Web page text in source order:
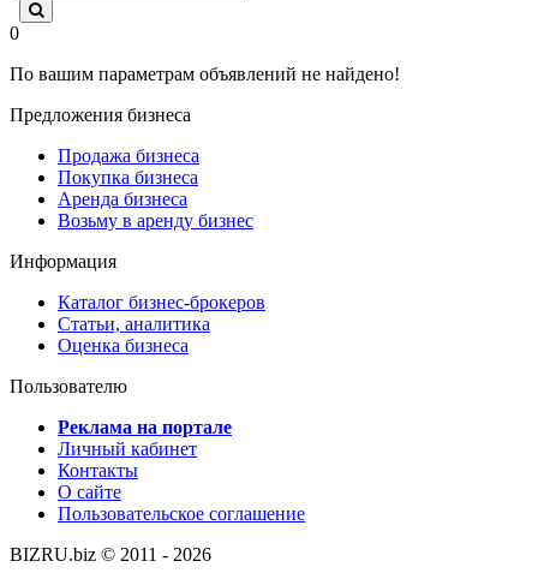
0
По вашим параметрам объявлений не найдено!
Предложения бизнеса
Продажа бизнеса
Покупка бизнеса
Аренда бизнеса
Возьму в аренду бизнес
Информация
Каталог бизнес-брокеров
Статьи, аналитика
Оценка бизнеса
Пользователю
Реклама на портале
Личный кабинет
Контакты
О сайте
Пользовательское соглашение
BIZRU.biz © 2011 - 2026